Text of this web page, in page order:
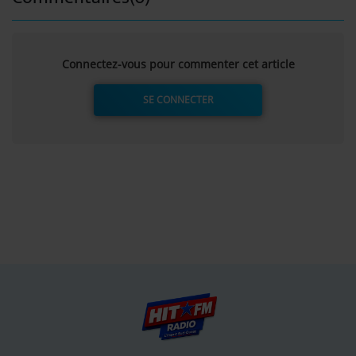
Connectez-vous pour commenter cet article
SE CONNECTER